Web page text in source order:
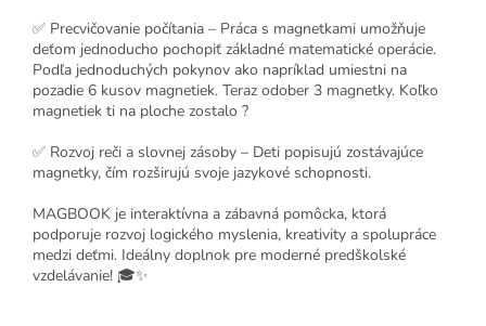
✅ Precvičovanie počítania – Práca s magnetkami umožňuje
deťom jednoducho pochopiť základné matematické operácie.
Podľa jednoduchých pokynov ako napríklad umiestni na
pozadie 6 kusov magnetiek. Teraz odober 3 magnetky. Koľko
magnetiek ti na ploche zostalo ?
✅ Rozvoj reči a slovnej zásoby – Deti popisujú zostávajúce
magnetky, čím rozširujú svoje jazykové schopnosti.
MAGBOOK je interaktívna a zábavná pomôcka, ktorá
podporuje rozvoj logického myslenia, kreativity a spolupráce
medzi deťmi. Ideálny doplnok pre moderné predškolské
vzdelávanie! 🎓✨